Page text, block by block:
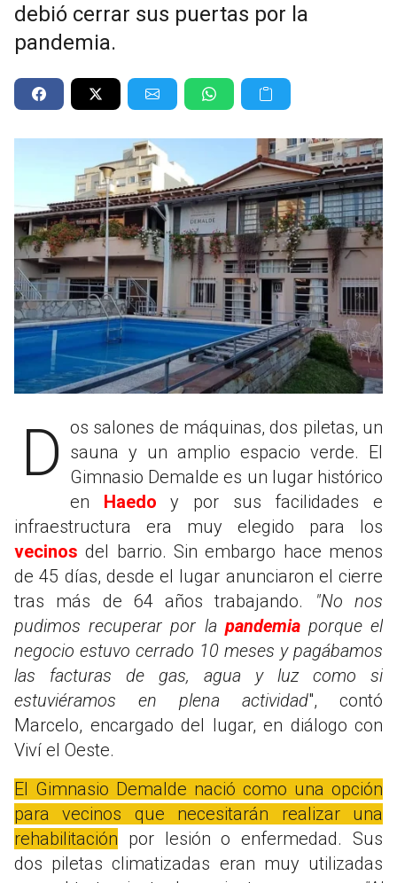
debió cerrar sus puertas por la
pandemia.
Dos salones de máquinas, dos piletas, un sauna y un amplio espacio verde. El
Gimnasio Demalde es un lugar histórico
en Haedo y por sus facilidades e
infraestructura era muy elegido para los
vecinos del barrio. Sin embargo hace menos
de 45 días, desde el lugar anunciaron el cierre
tras más de 64 años trabajando. "No nos
pudimos recuperar por la pandemiaporque el
negocio estuvo cerrado 10 meses y pagábamos
las facturas de gas, agua y luz como si
estuviéramos en plena actividad", contó
Marcelo, encargado del lugar, en diálogo con
Viví el Oeste.
El Gimnasio Demalde nació como una opción
para vecinos que necesitarán realizar una
rehabilitación por lesión o enfermedad. Sus
dos piletas climatizadas eran muy utilizadas